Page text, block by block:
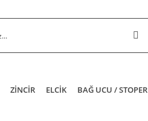
ZİNCİR ELCİK BAĞ UCU / STOPER